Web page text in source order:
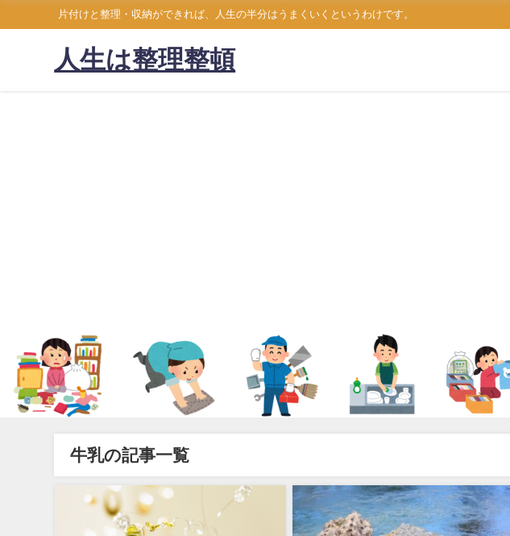
片付けと整理・収納ができれば、人生の半分はうまくいくというわけです。
人生は整理整頓
牛乳の記事一覧